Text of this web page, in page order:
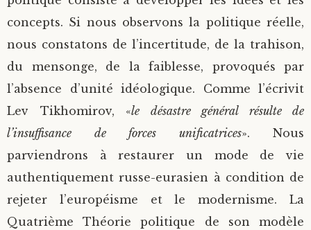
concepts. Si nous observons la politique réelle,
nous constatons de l’incertitude, de la trahison,
du mensonge, de la faiblesse, provoqués par
l’absence d’unité idéologique. Comme l’écrivit
Lev Tikhomirov, «le désastre général résulte de
l’insuffisance de forces unificatrices». Nous
parviendrons à restaurer un mode de vie
authentiquement russe-eurasien à condition de
rejeter l’européisme et le modernisme. La
Quatrième Théorie politique de son modèle